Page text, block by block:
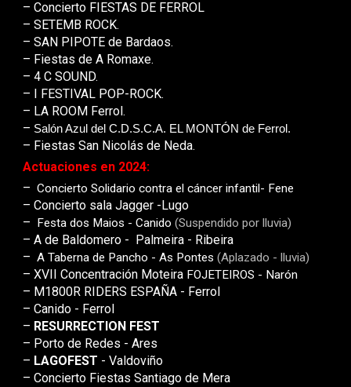
– Concierto FIESTAS DE FERROL
– SETEMB ROCK.
– SAN PIPOTE de Bardaos.
– Fiestas de A Romaxe.
– 4 C SOUND.
– I FESTIVAL POP-ROCK.
– LA ROOM Ferrol.
– Salón Azul del C.D.S.C.A. EL MONTÓN de Ferrol.
– Fiestas San Nicolás de Neda.
Actuaciones en 2024:
–Concierto Solidario contra el cáncer infantil- Fene
– Concierto sala Jagger -Lugo
– Festa dos Maios - Canido (Suspendido por lluvia)
–A de Baldomero - Palmeira - Ribeira
–A Taberna de Pancho - As Pontes (Aplazado - lluvia)
– XVII Concentración Moteira FOJETEIROS - Narón
– M1800R RIDERS ESPAÑA - Ferrol
–Canido - Ferrol
– RESURRECTION FEST
– Porto de Redes -Ares
– LAGOFEST - Valdoviño
– Concierto Fiestas Santiago de Mera